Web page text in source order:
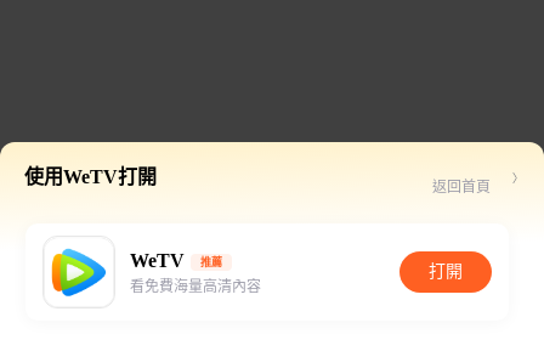
使用WeTV打開 返回首頁
WeTV 推薦
看免費海量高清內容
打開